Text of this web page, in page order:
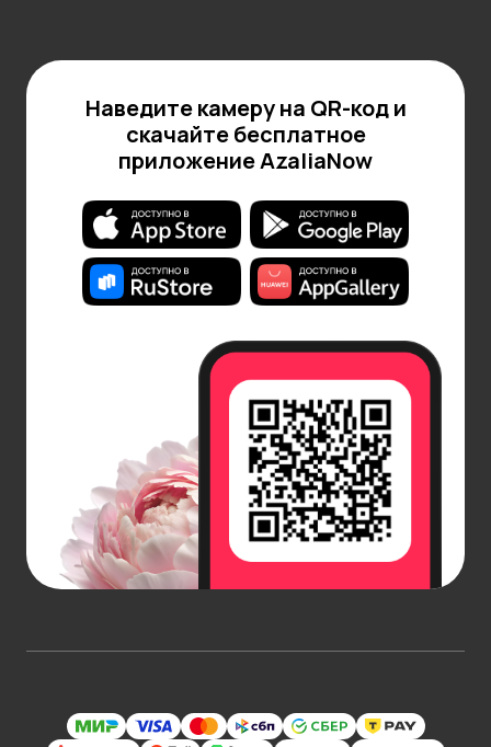
Наведите камеру на QR-код и
скачайте бесплатное
приложение AzaliaNow